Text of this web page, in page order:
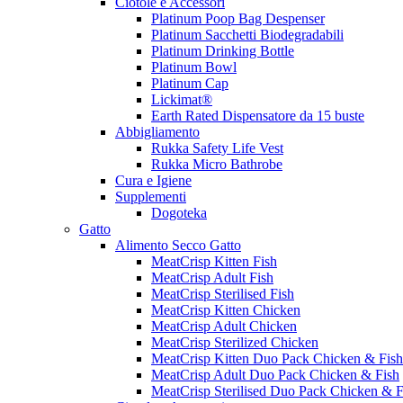
Platinum Poop Bag Despenser
Platinum Sacchetti Biodegradabili
Platinum Drinking Bottle
Platinum Bowl
Platinum Cap
Lickimat®
Earth Rated Dispensatore da 15 buste
Abbigliamento
Rukka Safety Life Vest
Rukka Micro Bathrobe
Cura e Igiene
Supplementi
Dogoteka
Gatto
Alimento Secco Gatto
MeatCrisp Kitten Fish
MeatCrisp Adult Fish
MeatCrisp Sterilised Fish
MeatCrisp Kitten Chicken
MeatCrisp Adult Chicken
MeatCrisp Sterilized Chicken
MeatCrisp Kitten Duo Pack Chicken & Fish
MeatCrisp Adult Duo Pack Chicken & Fish
MeatCrisp Sterilised Duo Pack Chicken &